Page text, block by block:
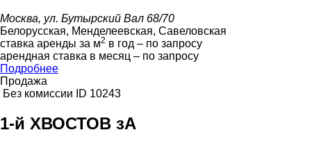
Москва, ул. Бутырский Вал 68/70
Белорусская, Менделеевская, Савеловская
ставка аренды за м2 в год – по запросу
арендная ставка в месяц – по запросу
Подробнее
Продажа
Без комиссии
ID 10243
1-й ХВОСТОВ зА